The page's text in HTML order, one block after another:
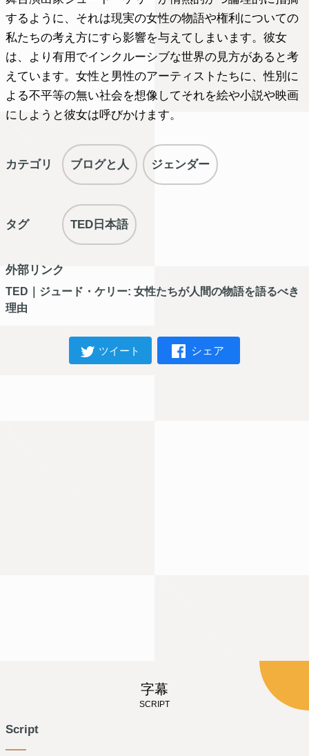
するように、それは現実の女性の物語や権利についての
私たちの考え方にすら影響を与えてしまいます。彼女
は、より有用でインクルーシブな世界の見方があると考
えています。女性と男性のアーティストたちに、性別に
よる不平等の無い社会を想像してそれを絵や小説や映画
にしようと彼女は呼びかけます。
カテゴリ ブログと人 ジェンダー
タグ TED日本語
外部リンク
TED｜ジュード・ケリー: 女性たちが人間の物語を語るべき
理由
ツイート シェア
字幕
SCRIPT
Script